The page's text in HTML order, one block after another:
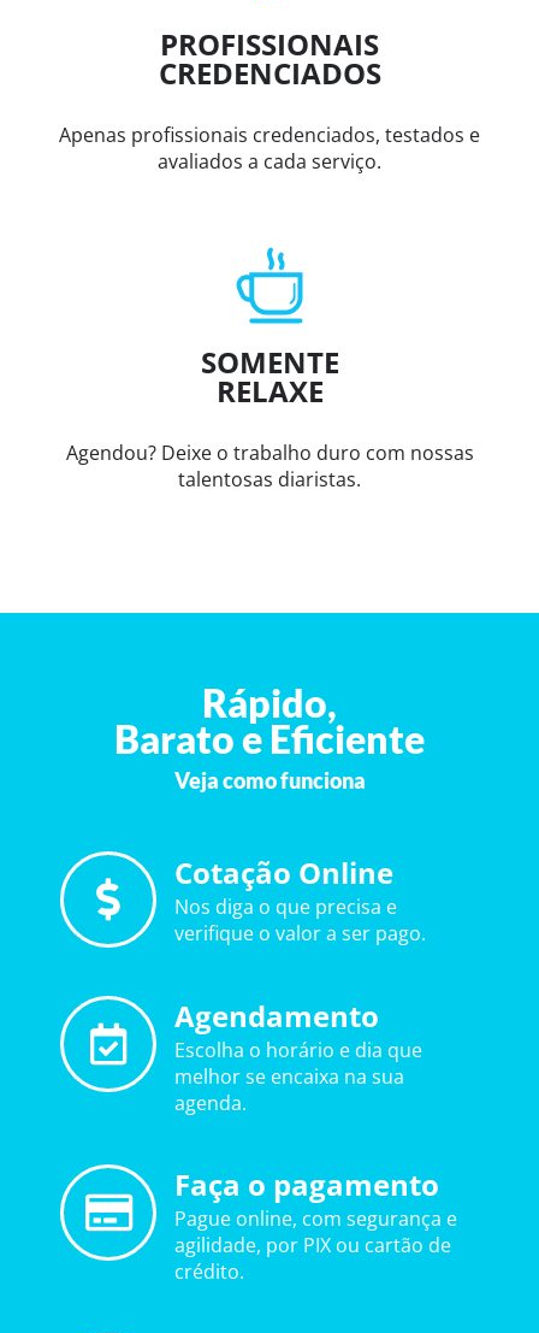
PROFISSIONAIS
CREDENCIADOS
Apenas profissionais credenciados, testados e
avaliados a cada serviço.
SOMENTE
RELAXE
Agendou? Deixe o trabalho duro com nossas
talentosas diaristas.
Rápido,
Barato e Eficiente
Veja como funciona
Cotação Online
Nos diga o que precisa e
verifique o valor a ser pago.
Agendamento
Escolha o horário e dia que
melhor se encaixa na sua
agenda.
Faça o pagamento
Pague online, com segurança e
agilidade, por PIX ou cartão de
crédito.